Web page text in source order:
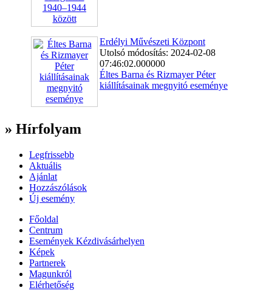
Erdélyi Művészeti Központ
Utolsó módosítás: 2024-02-08
07:46:02.000000
Éltes Barna és Rizmayer Péter
kiállításainak megnyitó eseménye
» Hírfolyam
Legfrissebb
Aktuális
Ajánlat
Hozzászólások
Új esemény
Főoldal
Centrum
Események Kézdivásárhelyen
Képek
Partnerek
Magunkról
Elérhetőség